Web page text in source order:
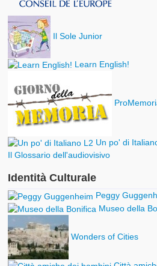
Il Sole Junior
Learn English!
Un po' di
Il Glossario dell'audiovisivo
Identità Culturale
Peggy
Museo della
Wonders of Cities